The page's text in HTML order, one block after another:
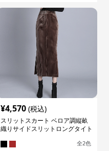
¥4,570 (税込)
スリットスカート ベロア調縦畝
織りサイドスリットロングタイト
全2色